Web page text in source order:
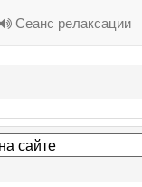
Сеанс релаксации